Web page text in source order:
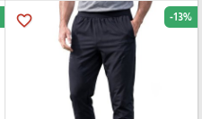
favorite_border -13%